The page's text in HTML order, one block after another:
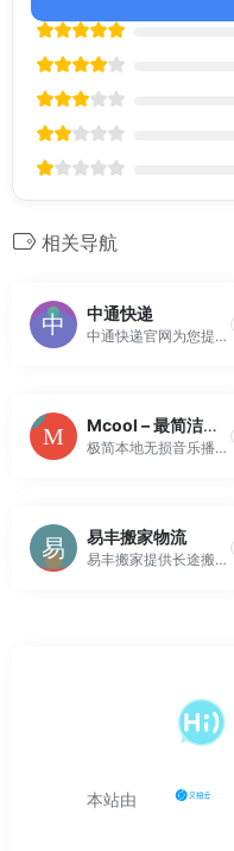
相关导航
中通快递
中通快递官网为您提供中通快递单号(运单)跟踪查询,投诉电话查询,运费报价查询,中通营业网点查询,在线下单(寄件)等服务,全国统一客服热线：95311
Mcool – 最简洁的音乐播放器 – 官网
极简本地无损音乐播放器，“没有界面，只有音乐”。
易丰搬家物流
易丰搬家提供长途搬家物流,出国海运搬家,同城搬家,高端日式搬家,私人物品海运,移民搬家,国际行李托运,企业办公室搬迁,钢琴搬运物流等服务
本站由